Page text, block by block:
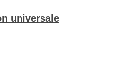
universale